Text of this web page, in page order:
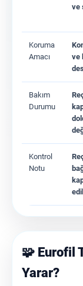
ve
Koruma
Amacı
ve
Bakım
Durumu
Kontrol
Notu
🧩 Eurofil
Yarar?